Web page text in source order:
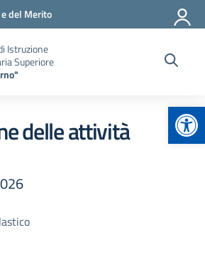
del Merito
Istruzione
Superiore
delle attività